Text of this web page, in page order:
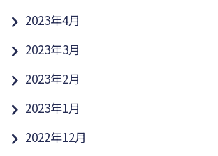
2023年4月
2023年3月
2023年2月
2023年1月
2022年12月